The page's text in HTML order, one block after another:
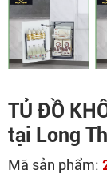
TỦ ĐỒ
tại Long
Mã sản phẩm: